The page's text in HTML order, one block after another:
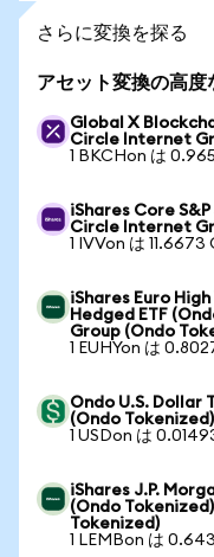
さらに変換を探る
アセット変換の高度
Global X
Circle Internet
1 BKCHon は
iShares Core
Circle Internet
1 IVVon は 11.6673
iShares Euro
Hedged ETF
Group (Ondo
1 EUHYon は
Ondo U.S. Dollar
(Ondo Tokenized)
1 USDon は
iShares J.P.
(Ondo
Tokenized)
1 LEMBon は